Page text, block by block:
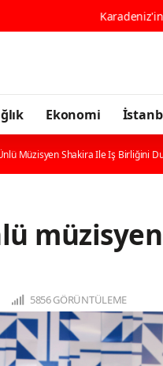
Güçlü Gastronomi Kenti
Ekonomi
Müzisyen Shakira Ile Iş Birliğini
5856 GÖRÜNTÜLEME